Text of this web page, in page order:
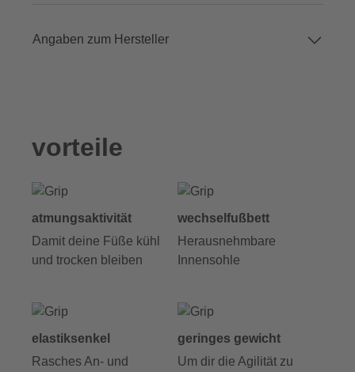
Angaben zum Hersteller
vorteile
atmungsaktivität
Damit deine Füße kühl
und trocken bleiben
wechselfußbett
Herausnehmbare
Innensohle
elastiksenkel
Rasches An- und
geringes gewicht
Um dir die Agilität zu